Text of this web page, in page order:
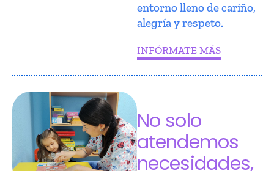
entorno lleno de cariño,
alegría y respeto.
INFÓRMATE MÁS
No solo
atendemos
necesidades,